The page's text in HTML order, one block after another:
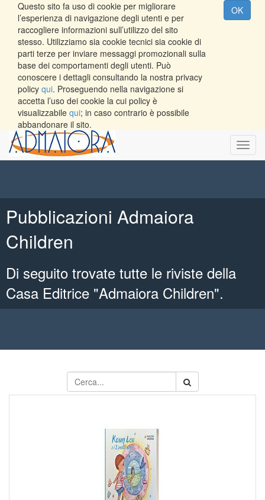
Questo sito fa uso di cookie per migliorare
l’esperienza di navigazione degli utenti e per
raccogliere informazioni sull’utilizzo del sito
stesso. Utilizziamo sia cookie tecnici sia cookie di
parti terze per inviare messaggi promozionali sulla
base dei comportamenti degli utenti. Può
conoscere i dettagli consultando la nostra privacy
policy qui. Proseguendo nella navigazione si
accetta l’uso dei cookie la cui policy è
visualizzabile qui; in caso contrario è possibile
abbandonare il sito.
OK
Pubblicazioni Admaiora
Children
Di seguito trovate tutte le riviste della
Casa Editrice "Admaiora Children".